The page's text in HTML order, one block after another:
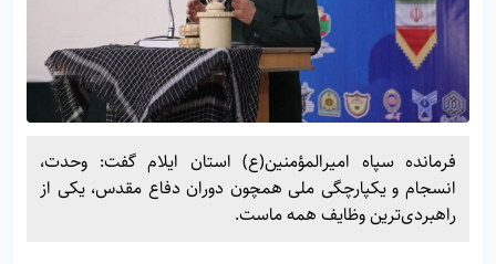
فرمانده سپاه امیرالمؤمنین(ع) استان ایلام گفت: وحدت،
انسجام و یکپارچگی ملی همچون دوران دفاع مقدس، یکی از
راهبردی‌ترین وظایف همه ماست.